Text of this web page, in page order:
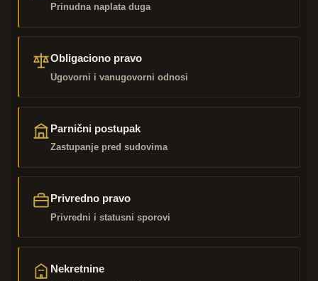
Prinudna naplata duga
Obligaciono pravo
Ugovorni i vanugovorni odnosi
Parnični postupak
Zastupanje pred sudovima
Privredno pravo
Privredni i statusni sporovi
Nekretnine